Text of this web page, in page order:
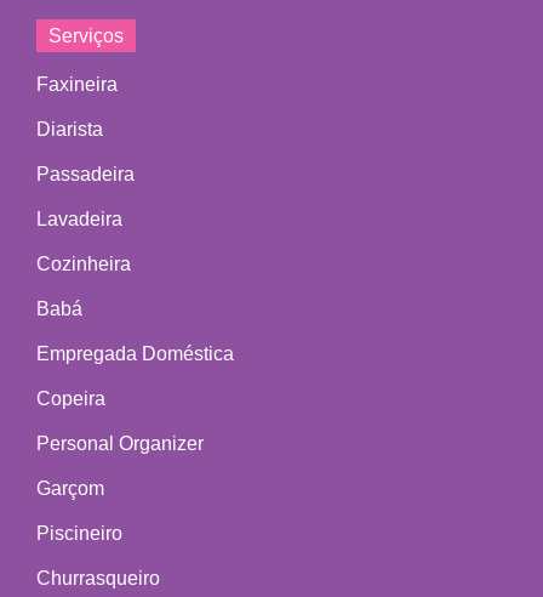
Serviços
Faxineira
Diarista
Passadeira
Lavadeira
Cozinheira
Babá
Empregada Doméstica
Copeira
Personal Organizer
Garçom
Piscineiro
Churrasqueiro